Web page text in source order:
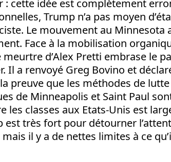
cette idée est complètement
Trump n’a pas moyen
Le mouvement au Minnesota
Face à la mobilisation
d’Alex Pretti embrase le
Il a renvoyé Greg Bovino et
la preuve que les méthodes de
de Minneapolis et Saint Paul
les classes aux Etats-Unis est
est très fort pour détourner
il y a de nettes limites à ce